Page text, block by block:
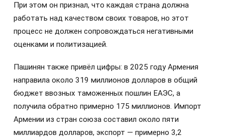
При этом он признал, что каждая страна должна
работать над качеством своих товаров, но этот
процесс не должен сопровождаться негативными
оценками и политизацией.
Пашинян также привёл цифры: в 2025 году Армения
направила около 319 миллионов долларов в общий
бюджет ввозных таможенных пошлин ЕАЭС, а
получила обратно примерно 175 миллионов. Импорт
Армении из стран союза составил около пяти
миллиардов долларов, экспорт — примерно 3,2